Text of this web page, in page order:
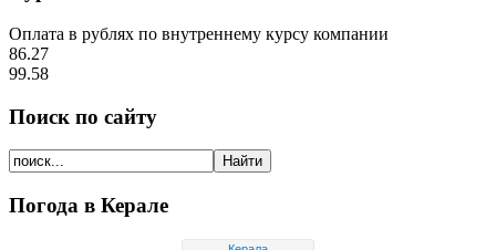
Оплата в рублях по внутреннему курсу компании
86.27
99.58
Поиск по сайту
Погода в Керале